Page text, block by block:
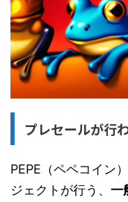
プレセールが行
PEPE（ペペコイン
ジェクトが行う、 一